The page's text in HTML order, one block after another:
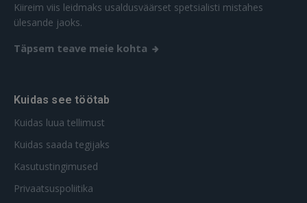
GOOGLE
Kiireim viis leidmaks usaldusväärset spetsialisti mistahes
ülesande jaoks.
Täpsem teave meie kohta
Kuidas see töötab
Kuidas luua tellimust
Kuidas saada tegijaks
Kasutustingimused
Privaatsuspoliitika